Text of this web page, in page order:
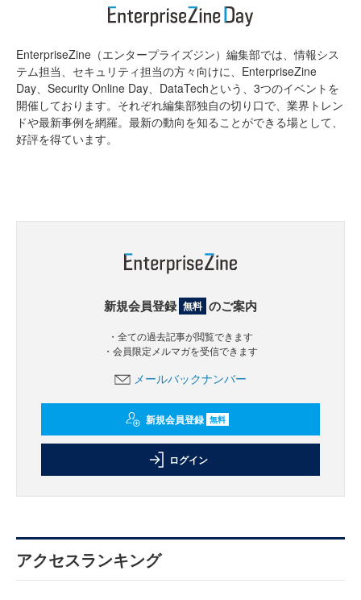
EnterpriseZine（エンタープライズジン）編集部では、情報シス
テム担当、セキュリティ担当の方々向けに、EnterpriseZine
Day、Security Online Day、DataTechという、3つのイベントを
開催しております。それぞれ編集部独自の切り口で、業界トレン
ドや最新事例を網羅。最新の動向を知ることができる場として、
好評を得ています。
新規会員登録 無料 のご案内
・全ての過去記事が閲覧できます
・会員限定メルマガを受信できます
メールバックナンバー
新規会員登録 無料
ログイン
アクセスランキング